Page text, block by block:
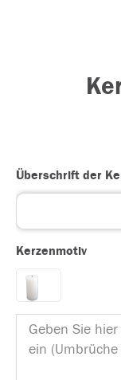
Überschrift der
Kerzenmotiv